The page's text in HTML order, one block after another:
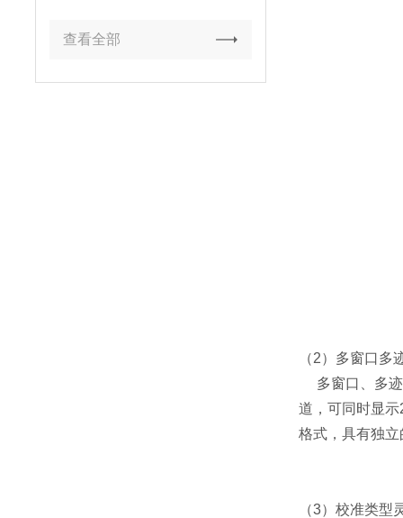
查看全部
（2）多窗口多
多窗口、多迹
道，可同时显
格式，具有独
（3）校准类型